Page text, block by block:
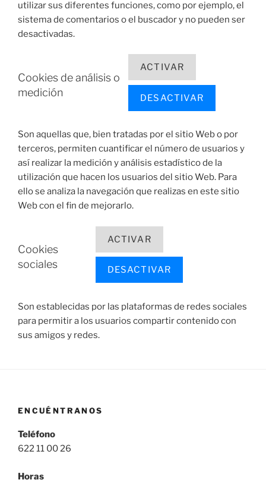
utilizar sus diferentes funciones, como por ejemplo, el
sistema de comentarios o el buscador y no pueden ser
desactivadas.
Cookies de análisis o
medición
ACTIVAR
DESACTIVAR
Son aquellas que, bien tratadas por el sitio Web o por
terceros, permiten cuantificar el número de usuarios y
así realizar la medición y análisis estadístico de la
utilización que hacen los usuarios del sitio Web. Para
ello se analiza la navegación que realizas en este sitio
Web con el fin de mejorarlo.
Cookies
sociales
ACTIVAR
DESACTIVAR
Son establecidas por las plataformas de redes sociales
para permitir a los usuarios compartir contenido con
sus amigos y redes.
ENCUÉNTRANOS
Teléfono
622 11 00 26
Horas